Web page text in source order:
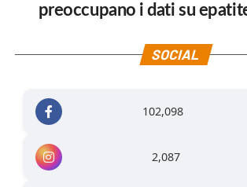
preoccupano i dati su
SOCIAL
102,098
2,087